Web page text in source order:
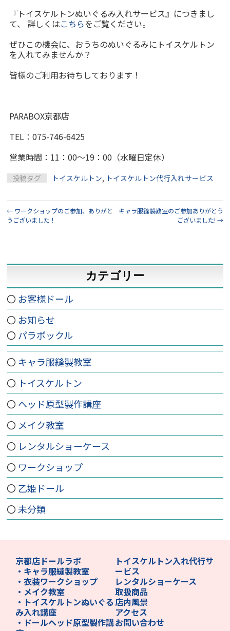
『トイスケルトンぬいぐるみ入れサービス』につきまし
て、 詳しくはこちらをご覧ください。
ぜひこの機会に、おうちのぬいぐるみにトイスケルトン
を入れてみませんか？
皆様のご利用お待ちしております！
PARABOX京都店
TEL：075-746-6425
営業時間：11：00～19：00（水曜日定休）
投稿タグ トイスケルトン, トイスケルトン代行入れサービス
← ワークショップのご参加、ありがと
うございました！
キャラ服縫製教室のご参加ありがとう
ございました! →
カテゴリー
お客様ドール
お知らせ
パラボックル
キャラ服縫製教室
トイスケルトン
ヘッド原型製作講座
メイク教室
レンタルショーケース
ワークショップ
乙姫ドール
未分類
京都店ドールラボ
・キャラ服縫製教室
・衣装ワークショップ
・メイク教室
・トイスケルトンぬいぐる
み入れ講座
・ドールヘッド原型製作講
トイスケルトン入れ代行サ
ービス
レンタルショーケース
取扱商品
店内風景
アクセス
お問い合わせ